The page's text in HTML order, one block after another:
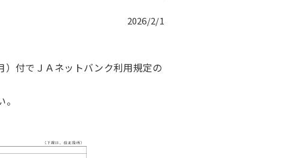
2026/2/1
付でＪＡネットバンク利用規定の